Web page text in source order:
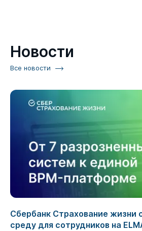
Новости
Все новости
Сбербанк Страхование жизни
среду для сотрудников на